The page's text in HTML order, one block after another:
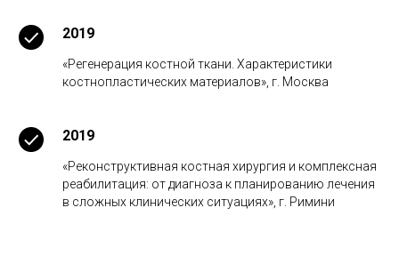
2019
«Регенерация костной ткани. Характеристики
костнопластических материалов», г. Москва
2019
«Реконструктивная костная хирургия и комплексная
реабилитация: от диагноза к планированию лечения
в сложных клинических ситуациях», г. Римини